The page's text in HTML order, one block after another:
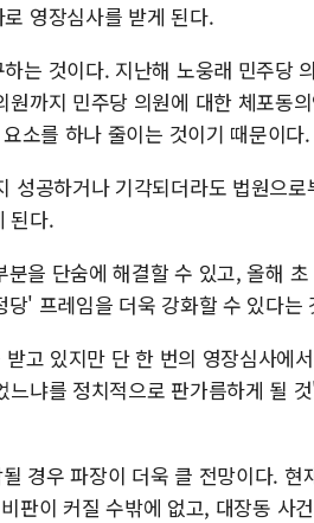
영장심사를 받게 된다.
는 것이다. 지난해 노웅래 민주당
까지 민주당 의원에 대한 체포동
소를 하나 줄이는 것이기 때문이다.
성공하거나 기각되더라도 법원으로
된다.
을 단숨에 해결할 수 있고, 올해 초
' 프레임을 더욱 강화할 수 있다는
고 있지만 단 한 번의 영장심사에
냐를 정치적으로 판가름하게 될
경우 파장이 더욱 클 전망이다. 현
판이 커질 수밖에 없고, 대장동 사